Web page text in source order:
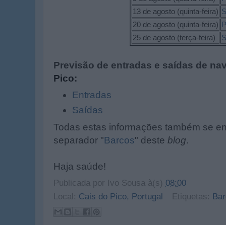
13 de agosto (quinta-feira)
20 de agosto (quinta-feira)
25 de agosto (terça-feira)
Previsão de entradas e saídas de
Pico:
Entradas
Saídas
Todas estas informações também se
separador "Barcos" deste blog.
Haja saúde!
Publicada por Ivo Sousa à(s) 08:00
Local: Cais do Pico, Portugal Etiquetas: